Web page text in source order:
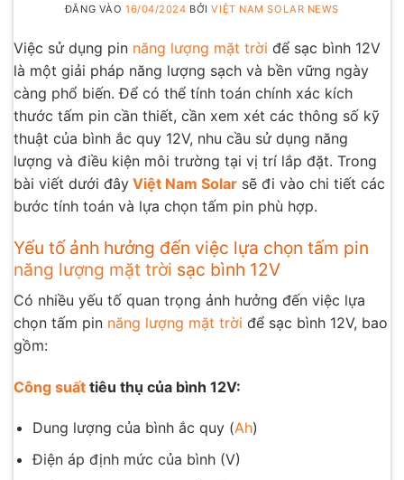
ĐĂNG VÀO 16/04/2024 BỞIVIỆT NAM SOLAR NEWS
Việc sử dụng pin năng lượng mặt trời để sạc bình 12V
là một giải pháp năng lượng sạch và bền vững ngày
càng phổ biến. Để có thể tính toán chính xác kích
thước tấm pin cần thiết, cần xem xét các thông số kỹ
thuật của bình ắc quy 12V, nhu cầu sử dụng năng
lượng và điều kiện môi trường tại vị trí lắp đặt. Trong
bài viết dưới đây Việt Nam Solar sẽ đi vào chi tiết các
bước tính toán và lựa chọn tấm pin phù hợp.
Yếu tố ảnh hưởng đến việc lựa chọn tấm pin
năng lượng mặt trời sạc bình 12V
Có nhiều yếu tố quan trọng ảnh hưởng đến việc lựa
chọn tấm pin năng lượng mặt trời để sạc bình 12V, bao
gồm:
Công suất tiêu thụ của bình 12V:
Dung lượng của bình ắc quy (Ah)
Điện áp định mức của bình (V)